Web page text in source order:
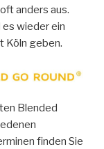
anders aus.
wieder ein
Köln geben.
Blended
finden Sie